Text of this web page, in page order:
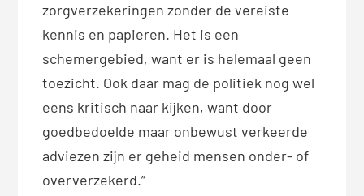
zorgverzekeringen zonder de vereiste
kennis en papieren. Het is een
schemergebied, want er is helemaal geen
toezicht. Ook daar mag de politiek nog wel
eens kritisch naar kijken, want door
goedbedoelde maar onbewust verkeerde
adviezen zijn er geheid mensen onder- of
oververzekerd.”